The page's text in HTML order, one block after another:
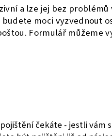
a lze jej bez
moci vyzvednout
Formulář můžeme
čekáte - jestli vám